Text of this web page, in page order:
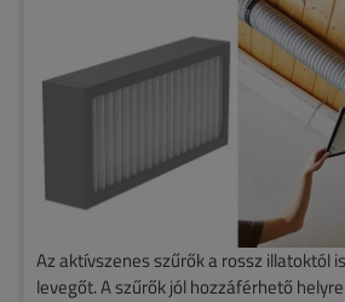
Az aktívszenes szűrők a rossz illatoktól
levegőt. A szűrők jól hozzáférhető